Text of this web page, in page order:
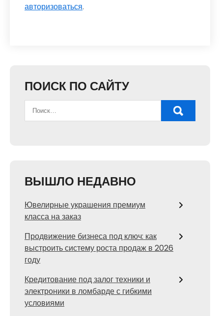
авторизоваться.
ПОИСК ПО САЙТУ
ВЫШЛО НЕДАВНО
Ювелирные украшения премиум
класса на заказ
Продвижение бизнеса под ключ: как
выстроить систему роста продаж в 2026
году
Кредитование под залог техники и
электроники в ломбарде с гибкими
условиями